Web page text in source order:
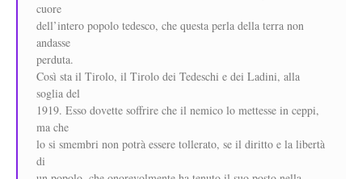
cuore
dell’intero popolo tedesco, che questa perla della terra non
andasse
perduta.
Così sta il Tirolo, il Tirolo dei Tedeschi e dei Ladini, alla
soglia del
1919. Esso dovette soffrire che il nemico lo mettesse in ceppi,
ma che
lo si smembri non potrà essere tollerato, se il diritto e la libertà
di